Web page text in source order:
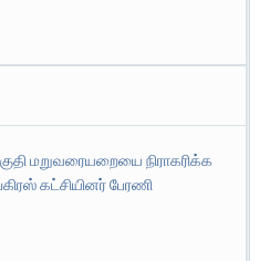
மறுவரையறையை நிராகரிக்க
கட்சியினர் பேரணி